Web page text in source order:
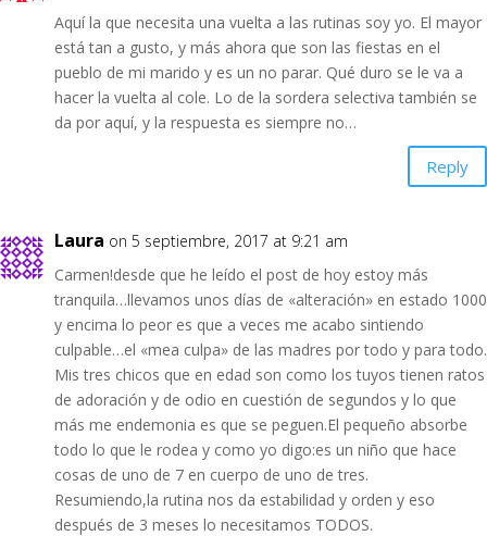
Aquí la que necesita una vuelta a las rutinas soy yo. El mayor
está tan a gusto, y más ahora que son las fiestas en el
pueblo de mi marido y es un no parar. Qué duro se le va a
hacer la vuelta al cole. Lo de la sordera selectiva también se
da por aquí, y la respuesta es siempre no…
Reply
Laura on 5 septiembre, 2017 at 9:21 am
Carmen!desde que he leído el post de hoy estoy más
tranquila…llevamos unos días de «alteración» en estado 1000
y encima lo peor es que a veces me acabo sintiendo
culpable…el «mea culpa» de las madres por todo y para todo.
Mis tres chicos que en edad son como los tuyos tienen ratos
de adoración y de odio en cuestión de segundos y lo que
más me endemonia es que se peguen.El pequeño absorbe
todo lo que le rodea y como yo digo:es un niño que hace
cosas de uno de 7 en cuerpo de uno de tres.
Resumiendo,la rutina nos da estabilidad y orden y eso
después de 3 meses lo necesitamos TODOS.